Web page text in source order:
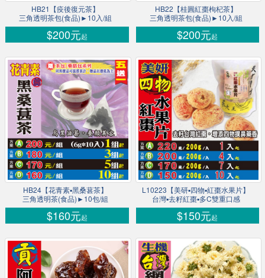
HB21【疫後復元茶】
三角透明茶包(食品)►10入/組
$200元起
HB22【桂圓紅棗枸杞茶】
三角透明茶包(食品)►10入/組
$200元起
HB24【花青素▪黑桑葚茶】
三角透明茶(食品)►10包/組
$160元起
L10223【美研▪四物▪紅棗水果片】
台灣▪去籽紅棗▪多C雙重口感
$150元起